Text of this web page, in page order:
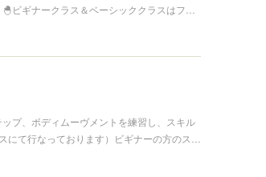
ビギナークラス＆ベーシッククラスはフ…
プ、ボディムーヴメントを練習し、スキル
にて行なっております）ビギナーの方のス…